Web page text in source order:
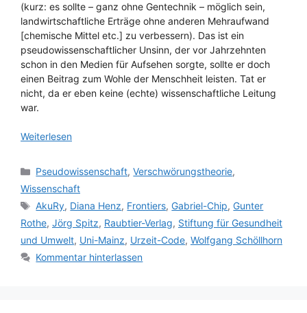
(kurz: es sollte – ganz ohne Gentechnik – möglich sein,
landwirtschaftliche Erträge ohne anderen Mehraufwand
[chemische Mittel etc.] zu verbessern). Das ist ein
pseudowissenschaftlicher Unsinn, der vor Jahrzehnten
schon in den Medien für Aufsehen sorgte, sollte er doch
einen Beitrag zum Wohle der Menschheit leisten. Tat er
nicht, da er eben keine (echte) wissenschaftliche Leitung
war.
Weiterlesen
Kategorien
Pseudowissenschaft,Verschwörungstheorie,
Wissenschaft
Schlagwörter
AkuRy, Diana Henz, Frontiers,Gabriel-Chip,Gunter
Rothe, Jörg Spitz, Raubtier-Verlag, Stiftung für Gesundheit
und Umwelt, Uni-Mainz, Urzeit-Code, Wolfgang Schöllhorn
Kommentar hinterlassen